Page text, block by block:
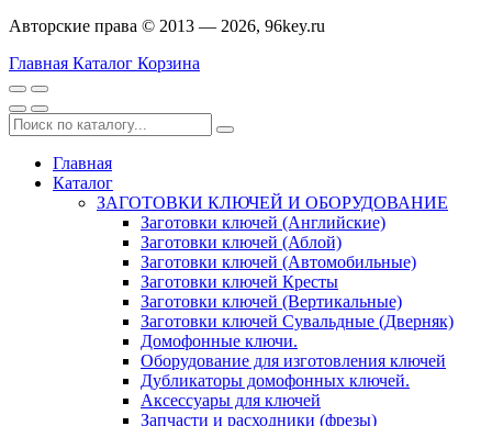
Авторские права © 2013 — 2026, 96key.ru
Главная Каталог Корзина
Главная
Каталог
ЗАГОТОВКИ КЛЮЧЕЙ И ОБОРУДОВАНИЕ
Заготовки ключей (Английские)
Заготовки ключей (Аблой)
Заготовки ключей (Автомобильные)
Заготовки ключей Кресты
Заготовки ключей (Вертикальные)
Заготовки ключей Сувальдные (Дверняк)
Домофонные ключи.
Оборудование для изготовления ключей
Дубликаторы домофонных ключей.
Аксессуары для ключей
Запчасти и расходники (фрезы)